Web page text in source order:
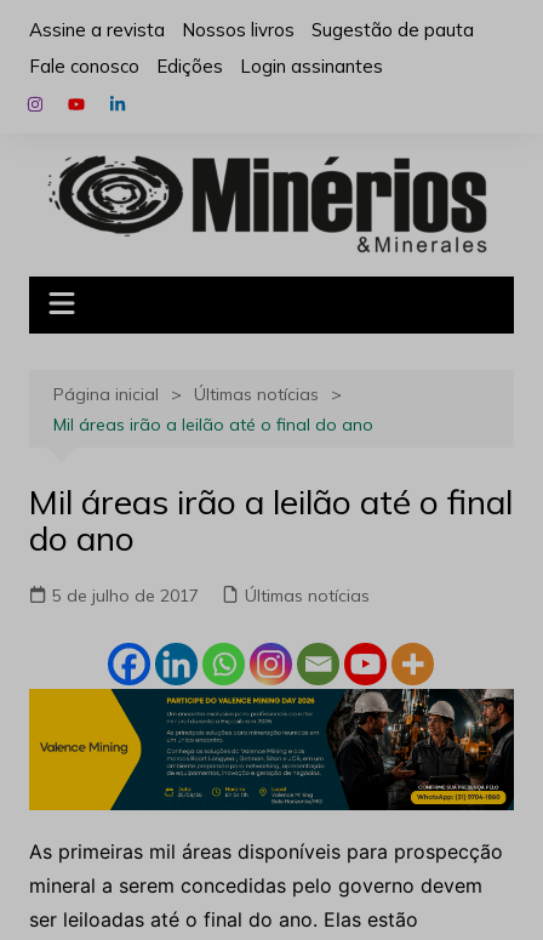
para
conteúdo
Assine a revista Nossos livros
Sugestão de pauta
Fale conosco
Edições Login assinantes
Página inicial
Últimas notícias
Mil áreas irão a leilão até o final do ano
Mil áreas irão a leilão até o final
do ano
5 de julho de 2017 Últimas notícias
As primeiras mil áreas disponíveis para prospecção
mineral a serem concedidas pelo governo devem
ser leiloadas até o final do ano. Elas estão